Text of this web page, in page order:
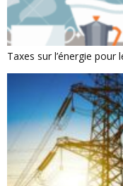
Taxes sur l’énergie